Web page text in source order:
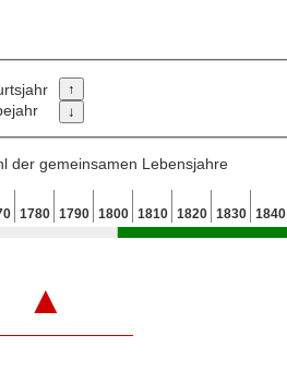
der gemeinsamen Lebensjahre
1780 1790 1800 1810 1820 1830 1840
▲